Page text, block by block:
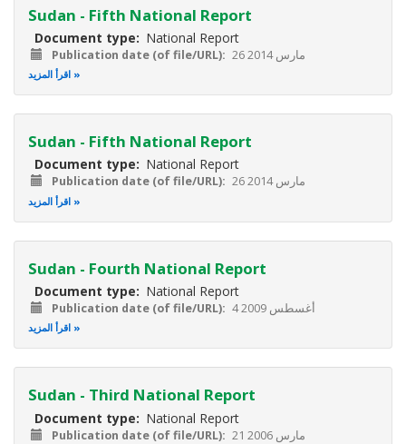
Sudan - Fifth National Report
Document type National Report
Publication date (of file/URL) 26 مارس 2014
اقرأ المزيد
Sudan - Fifth National Report
Document type National Report
Publication date (of file/URL) 26 مارس 2014
اقرأ المزيد
Sudan - Fourth National Report
Document type National Report
Publication date (of file/URL) 4 أغسطس 2009
اقرأ المزيد
Sudan - Third National Report
Document type National Report
Publication date (of file/URL) 21 مارس 2006